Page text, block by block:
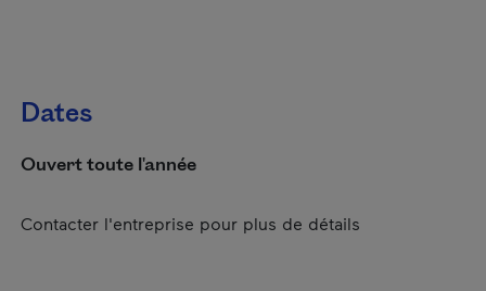
Dates
Ouvert toute l'année
Contacter l'entreprise pour plus de détails